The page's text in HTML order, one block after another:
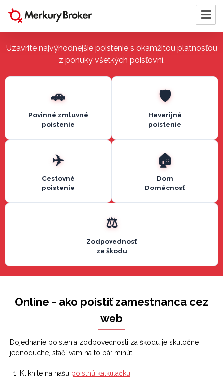
Uzavrite najvýhodnejšie poistenie s okamžitou platnosťou
z ponuky všetkých poisťovní.
Povinné zmluvné
poistenie
Havarijné
poistenie
Cestovné
poistenie
Dom
Domácnosť
Zodpovednosť
za škodu
Online - ako poistiť zamestnanca cez
web
Dojednanie poistenia zodpovednosti za škodu je skutočne
jednoduché, stačí vám na to pár minút:
Kliknite na našu poistnú kalkulačku